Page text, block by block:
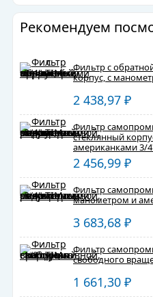
Рекомендуем
Фильтр с
корпус, с
2 438,97 ₽
Фильтр
стеклянный
американками 3/
2 456,99 ₽
Фильтр
манометром и
3 683,68 ₽
Фильтр
свободного
1 661,30 ₽